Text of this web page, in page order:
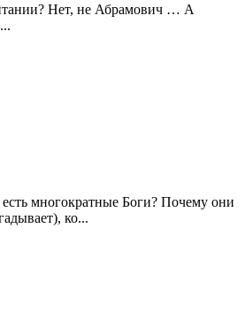
Нет, не Абрамович … А
многократные Боги? Почему они
ко...